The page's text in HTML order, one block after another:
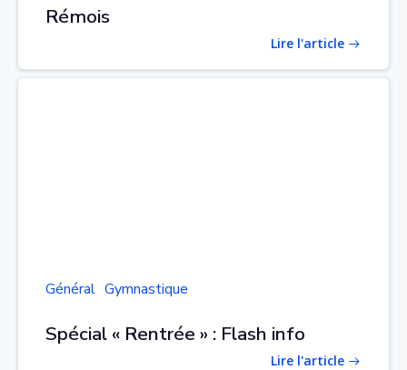
Rémois
Lire l'article
Général Gymnastique
Spécial « Rentrée » : Flash info
Lire l'article